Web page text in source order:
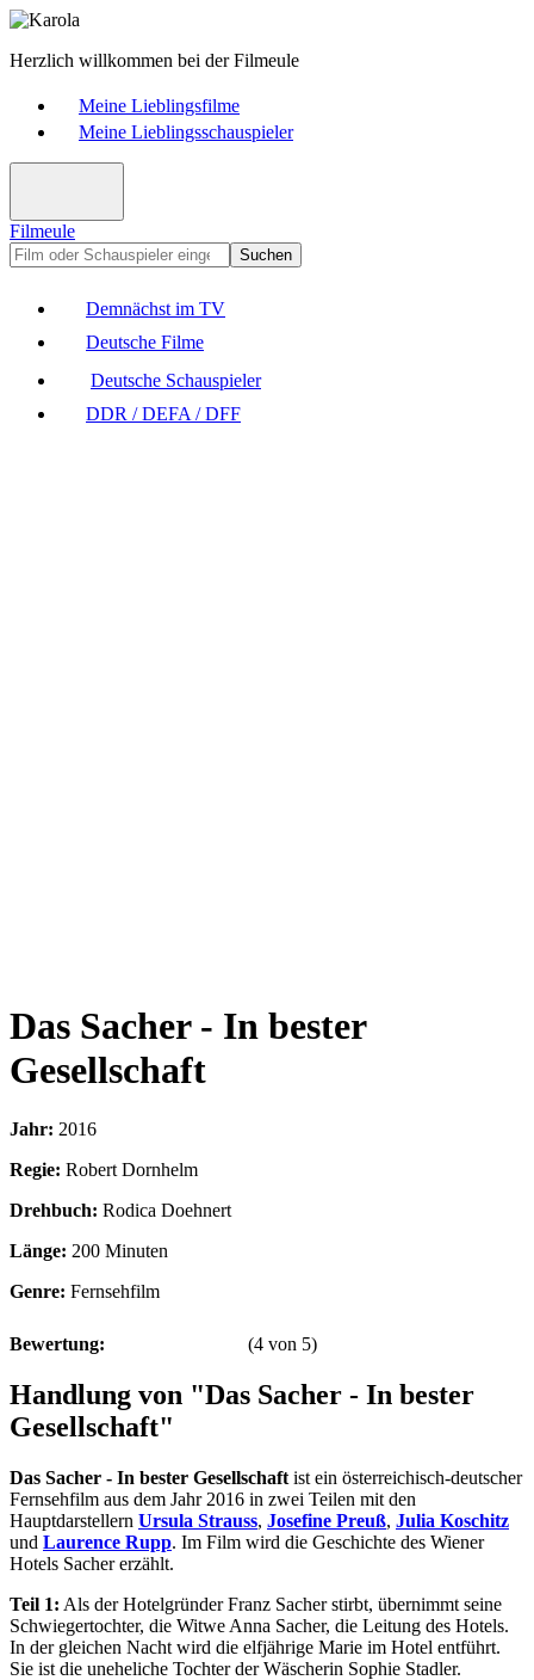
Herzlich willkommen bei der Filmeule
Meine Lieblingsfilme
Meine Lieblingsschauspieler
Filmeule
Suchen
Demnächst im TV
Deutsche Filme
Deutsche Schauspieler
DDR / DEFA / DFF
Das Sacher - In bester
Gesellschaft
Jahr: 2016
Regie: Robert Dornhelm
Drehbuch: Rodica Doehnert
Länge: 200 Minuten
Genre: Fernsehfilm
Bewertung: (4 von 5)
Handlung von "Das Sacher - In bester
Gesellschaft"
Das Sacher - In bester Gesellschaft ist ein österreichisch-deutscher
Fernsehfilm aus dem Jahr 2016 in zwei Teilen mit den
Hauptdarstellern Ursula Strauss, Josefine Preuß, Julia Koschitz
und Laurence Rupp. Im Film wird die Geschichte des Wiener
Hotels Sacher erzählt.
Teil 1: Als der Hotelgründer Franz Sacher stirbt, übernimmt seine
Schwiegertochter, die Witwe Anna Sacher, die Leitung des Hotels.
In der gleichen Nacht wird die elfjährige Marie im Hotel entführt.
Sie ist die uneheliche Tochter der Wäscherin Sophie Stadler.